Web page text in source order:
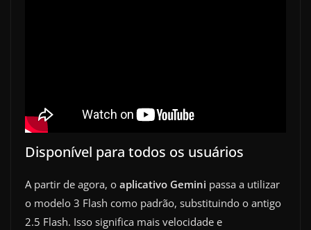
Disponível para todos os usuários
A partir de agora, o aplicativo Gemini passa a utilizar
o modelo 3 Flash como padrão, substituindo o antigo
2.5 Flash. Isso significa mais velocidade e